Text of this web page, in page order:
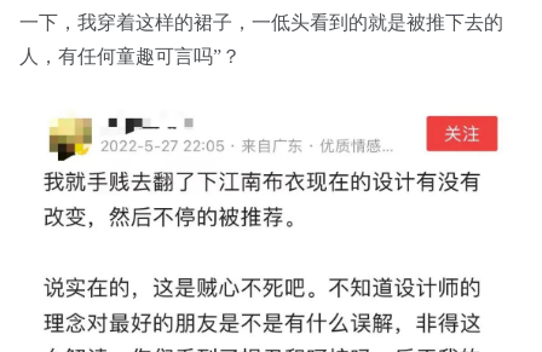
一下，我穿着这样的裙子，一低头看到的就是被推下去的
人，有任何童趣可言吗”？